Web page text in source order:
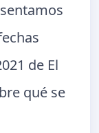
de El
qué se